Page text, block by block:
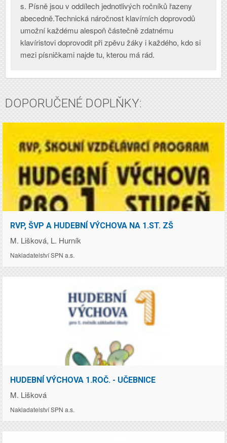
s. Písně jsou v oddílech jednotlivých ročníků řazeny
abecedně.Technická náročnost klavírních doprovodů
umožní každému alespoň částečně zdatnému
klavíristovi doprovodit při zpěvu žáky i každého, kdo si
mezi písničkami najde tu, kterou má rád.
DOPORUČENÉ DOPLŇKY:
RVP, ŠVP A HUDEBNÍ VÝCHOVA NA 1.ST. ZŠ
M. Lišková, L. Hurník
Nakladatelství SPN a.s.
148.00Kč
HUDEBNÍ VÝCHOVA 1.ROČ. - UČEBNICE
M. Lišková
Nakladatelství SPN a.s.
145.00Kč